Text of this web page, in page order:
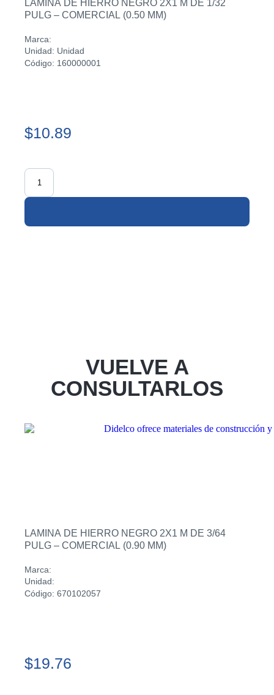
LAMINA DE HIERRO NEGRO 2X1 M DE 1/32
PULG – COMERCIAL (0.50 MM)
Marca:
Unidad: Unidad
Código: 160000001
$10.89
VUELVE A
CONSULTARLOS
LAMINA DE HIERRO NEGRO 2X1 M DE 3/64
PULG – COMERCIAL (0.90 MM)
Marca:
Unidad:
Código: 670102057
$19.76